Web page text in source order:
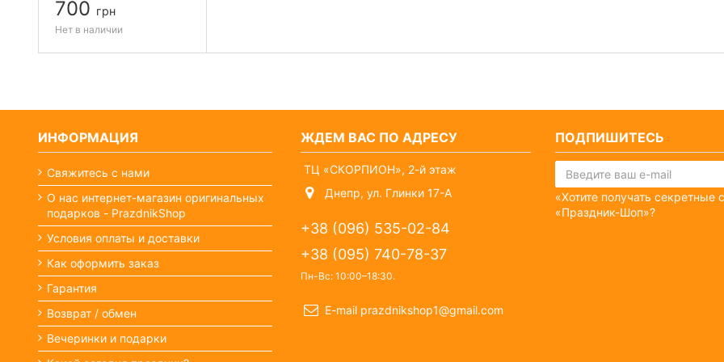
700 грн
Нет в наличии
ИНФОРМАЦИЯ
Свяжитесь с нами
О нас интернет-магазин оригинальных
подарков - PrazdnikShop
Условия оплаты и доставки
Как оформить заказ
Гарантия
Возврат / обмен
Вечеринки и подарки
ЖДЕМ ВАС ПО АДРЕСУ
ТЦ «СКОРПИОН», 2-й этаж
Днепр, ул. Глинки 17-А
+38 (096) 535-02-84
+38 (095) 740-78-37
Пн-Вс: 10:00–18:30.
E-mail prazdnikshop1@gmail.com
ПОДПИШИТЕСЬ
«Хотите получать секретные
«Праздник-Шоп»?